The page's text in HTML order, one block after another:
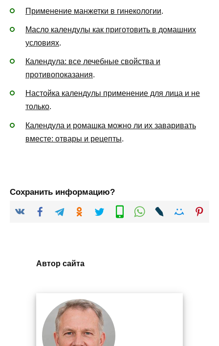
Применение манжетки в гинекологии.
Масло календулы как приготовить в домашних
условиях.
Календула: все лечебные свойства и
противопоказания.
Настойка календулы применение для лица и не
только.
Календула и ромашка можно ли их заваривать
вместе: отвары и рецепты.
Сохранить информацию?
Автор сайта